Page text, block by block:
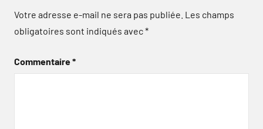
Votre adresse e-mail ne sera pas publiée. Les champs
obligatoires sont indiqués avec*
Commentaire*